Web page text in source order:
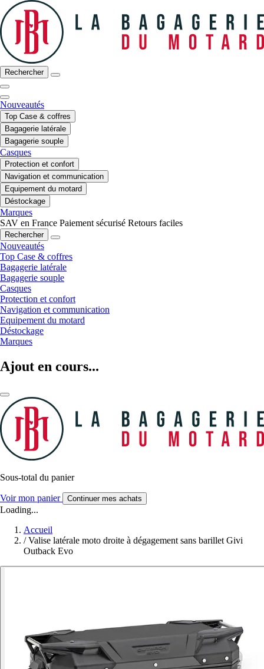
Rechercher
Nouveautés
Top Case & coffres
Bagagerie latérale
Bagagerie souple
Casques
Protection et confort
Navigation et communication
Equipement du motard
Déstockage
Marques
SAV en France Paiement sécurisé Retours faciles
Rechercher
Nouveautés
Top Case & coffres
Bagagerie latérale
Bagagerie souple
Casques
Protection et confort
Navigation et communication
Equipement du motard
Déstockage
Marques
Ajout en cours...
Sous-total du panier
Voir mon panier Continuer mes achats
Loading...
Accueil
/ Valise latérale moto droite à dégagement sans barillet Givi
Outback Evo